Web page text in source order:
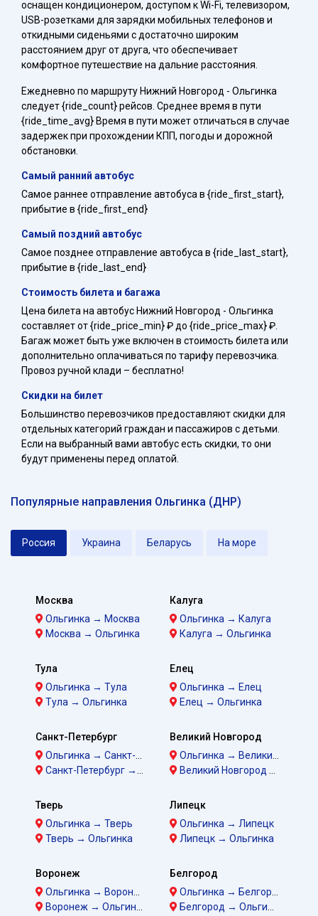
оснащен кондиционером, доступом к Wi-Fi, телевизором,
USB-розетками для зарядки мобильных телефонов и
откидными сиденьями с достаточно широким
расстоянием друг от друга, что обеспечивает
комфортное путешествие на дальние расстояния.
Ежедневно по маршруту Нижний Новгород - Ольгинка
следует {ride_count} рейсов. Среднее время в пути
{ride_time_avg} Время в пути может отличаться в случае
задержек при прохождении КПП, погоды и дорожной
обстановки.
Самый ранний автобус
Самое раннее отправление автобуса в {ride_first_start},
прибытие в {ride_first_end}
Самый поздний автобус
Самое позднее отправление автобуса в {ride_last_start},
прибытие в {ride_last_end}
Стоимость билета и багажа
Цена билета на автобус Нижний Новгород - Ольгинка
составляет от {ride_price_min} ₽ до {ride_price_max} ₽.
Багаж может быть уже включен в стоимость билета или
дополнительно оплачиваться по тарифу перевозчика.
Провоз ручной клади – бесплатно!
Скидки на билет
Большинство перевозчиков предоставляют скидки для
отдельных категорий граждан и пассажиров с детьми.
Если на выбранный вами автобус есть скидки, то они
будут применены перед оплатой.
Популярные направления Ольгинка (ДНР)
Россия Украина Беларусь На море
Москва
Ольгинка → Москва
Москва → Ольгинка
Калуга
Ольгинка → Калуга
Калуга → Ольгинка
Тула
Ольгинка → Тула
Тула → Ольгинка
Елец
Ольгинка → Елец
Елец → Ольгинка
Санкт-Петербург
Ольгинка → Санкт-Петербург
Санкт-Петербург → Ольгинка
Великий Новгород
Ольгинка → Великий Новгород
Великий Новгород → Ольгинка
Тверь
Ольгинка → Тверь
Тверь → Ольгинка
Липецк
Ольгинка → Липецк
Липецк → Ольгинка
Воронеж
Ольгинка → Воронеж
Воронеж → Ольгинка
Белгород
Ольгинка → Белгород
Белгород → Ольгинка